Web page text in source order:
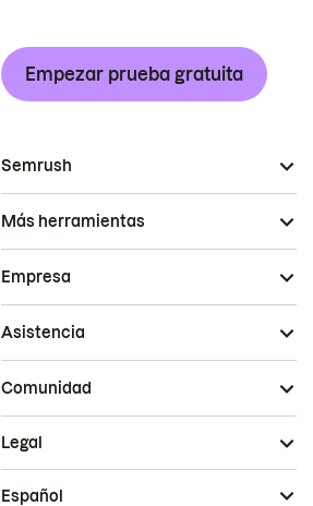
Empezar prueba gratuita
Semrush
Más herramientas
Empresa
Asistencia
Comunidad
Legal
Español